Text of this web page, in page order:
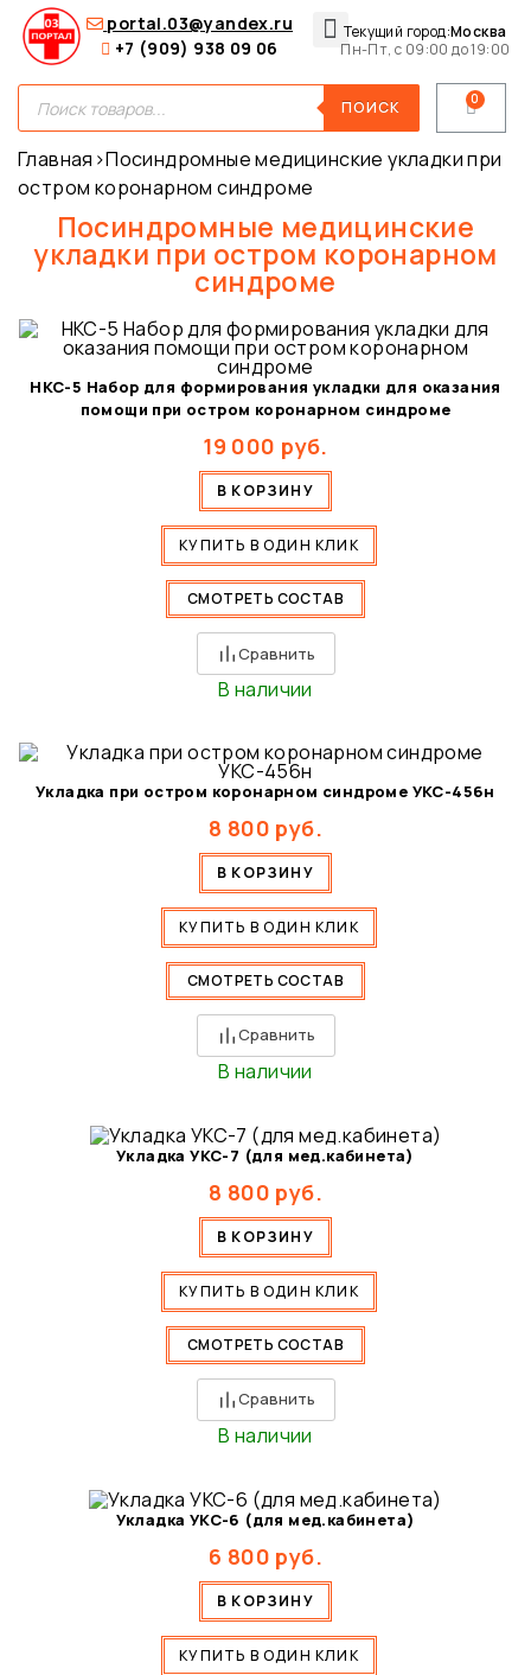
Текущий город:Москва
Пн-Пт, с 09:00 до 19:00
portal.03@yandex.ru
+7 (909) 938 09 06
ПОИСК
Главная ›Посиндромные медицинские укладки при
остром коронарном синдроме
Посиндромные медицинские
укладки при остром коронарном
синдроме
НКС-5 Набор для формирования укладки для оказания
помощи при остром коронарном синдроме
19 000 руб.
В КОРЗИНУ
КУПИТЬ В ОДИН КЛИК
СМОТРЕТЬ СОСТАВ
Сравнить
В наличии
Укладка при остром коронарном синдроме УКС-456н
8 800 руб.
В КОРЗИНУ
КУПИТЬ В ОДИН КЛИК
СМОТРЕТЬ СОСТАВ
Сравнить
В наличии
Укладка УКС-7 (для мед.кабинета)
8 800 руб.
В КОРЗИНУ
КУПИТЬ В ОДИН КЛИК
СМОТРЕТЬ СОСТАВ
Сравнить
В наличии
Укладка УКС-6 (для мед.кабинета)
6 800 руб.
В КОРЗИНУ
КУПИТЬ В ОДИН КЛИК